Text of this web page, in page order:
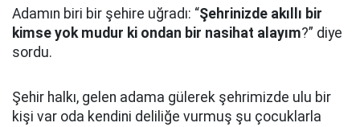
Adamın biri bir şehire uğradı: “Şehrinizde akıllı bir
kimse yok mudur ki ondan bir nasihat alayım?” diye
sordu.
Şehir halkı, gelen adama gülerek şehrimizde ulu bir
kişi var oda kendini deliliğe vurmuş şu çocuklarla